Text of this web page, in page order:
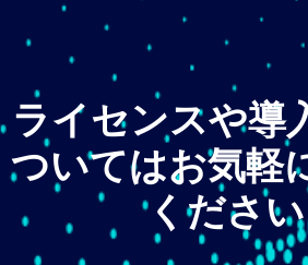
ライセンスや導
ついてはお気軽
くださ